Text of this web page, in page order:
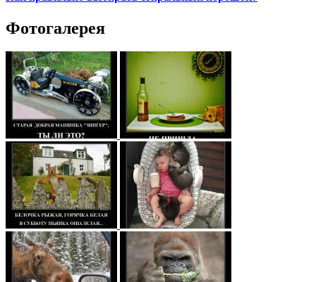
Фотогалерея